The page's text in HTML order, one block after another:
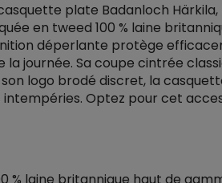
plate Badanloch
en tweed 100 % laine
déperlante protège
la journée. Sa coupe cintrée
logo brodé discret, la
intempéries. Optez pour cet